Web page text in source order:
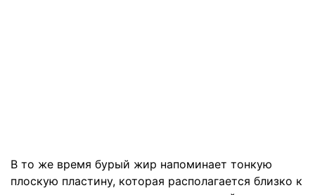
В то же время бурый жир напоминает тонкую
плоскую пластину, которая располагается близко к